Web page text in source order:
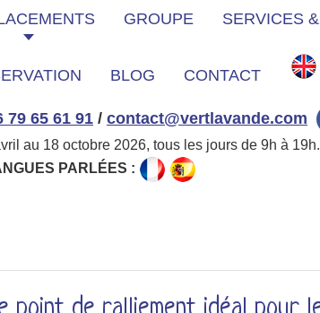
GROUPE SERVICES
BLOG CONTACT
79 65 61 91/ contact@vertlavande.com
au 18 octobre 2026, tous les jours de 9h à 19h.
PARLÉES :